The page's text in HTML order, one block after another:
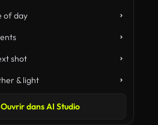
of day
shot
& light
Ouvrir dans AI Studio